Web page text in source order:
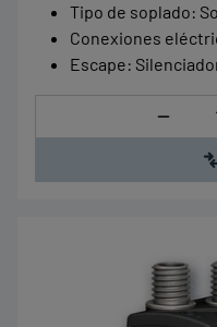
Tipo de soplado:
Conexiones
Escape: